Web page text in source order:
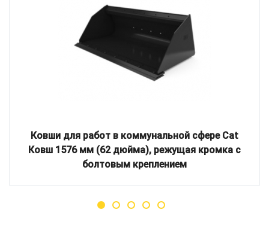
Ковши для работ в коммунальной сфере Cat
Ковш 1576 мм (62 дюйма), режущая кромка с
болтовым креплением